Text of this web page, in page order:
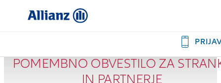
POMEMBNO OBVESTILO ZA
IN PARTNERJE